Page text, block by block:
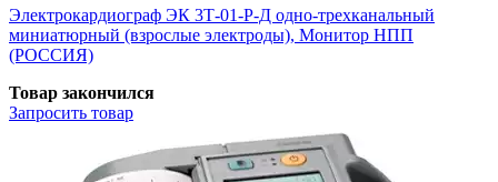
Электрокардиограф ЭК 3Т-01-Р-Д одно-трехканальный
миниатюрный (взрослые электроды), Монитор НПП
(РОССИЯ)
Товар закончился
Запросить товар